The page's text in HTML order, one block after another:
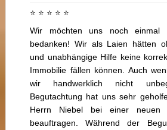
⭐ ⭐ ⭐ ⭐ ⭐
Wir möchten uns noch einmal
bedanken! Wir als Laien hätten
und unabhängige Hilfe keine
Immobilie fällen können. Auch
wir handwerklich nicht
Begutachtung hat uns sehr
Herrn Niebel bei einer neuen
beauftragen. Während der